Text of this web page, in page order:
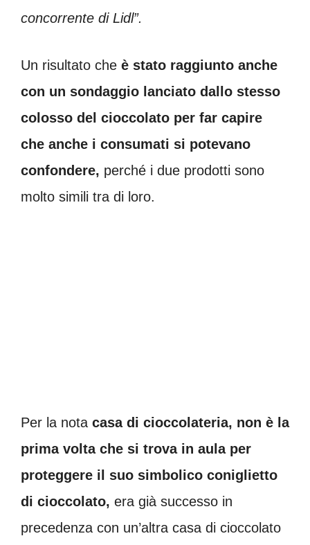
concorrente di Lidl”.
Un risultato che è stato raggiunto anche
con un sondaggio lanciato dallo stesso
colosso del cioccolato per far capire
che anche i consumati si potevano
confondere, perché i due prodotti sono
molto simili tra di loro.
Per la nota casa di cioccolateria, non è la
prima volta che si trova in aula per
proteggere il suo simbolico coniglietto
di cioccolato, era già successo in
precedenza con un’altra casa di cioccolato